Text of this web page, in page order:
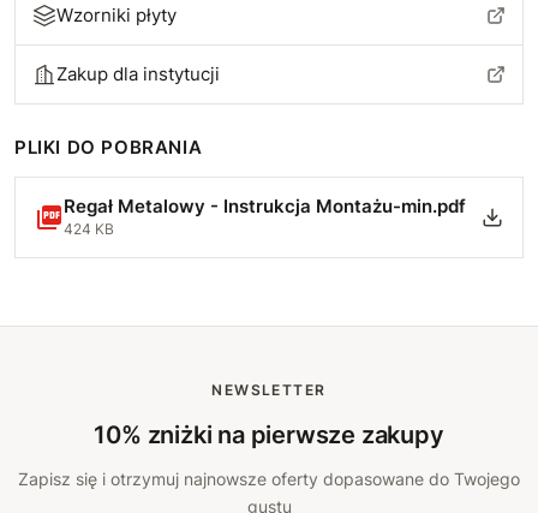
Wzorniki płyty
Zakup dla instytucji
PLIKI DO POBRANIA
Regał Metalowy - Instrukcja Montażu-min.pdf
424 KB
NEWSLETTER
10% zniżki na pierwsze zakupy
Zapisz się i otrzymuj najnowsze oferty dopasowane do Twojego
gustu